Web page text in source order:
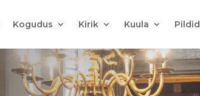
Kogudus Kirik Kuula Pildid